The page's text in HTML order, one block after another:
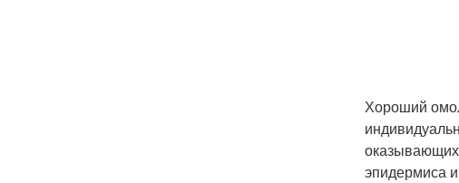
Хороший
оказывающих
эпидермиса